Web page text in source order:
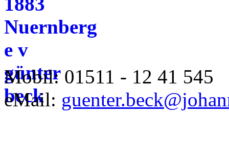
Mobil: 01511 - 12 41 545
eMail: